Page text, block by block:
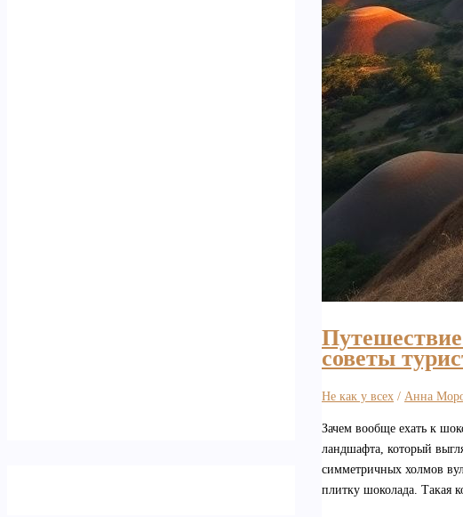
советы
Не как у всех / Анна
Зачем вообще ехать к
ландшафта, который
симметричных холмов
плитку шоколада. Такая